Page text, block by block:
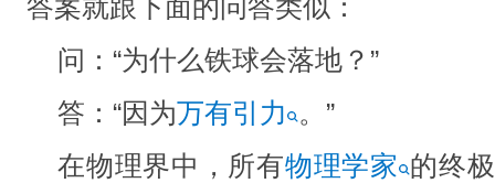
答案就跟下面的问答类似：
问：“为什么铁球会落地？”
答：“因为万有引力 。”
在物理界中，所有物理学家 的终